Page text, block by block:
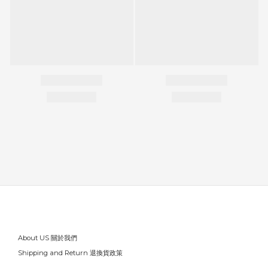
About US 關於我們
Shipping and Return 退換貨政策